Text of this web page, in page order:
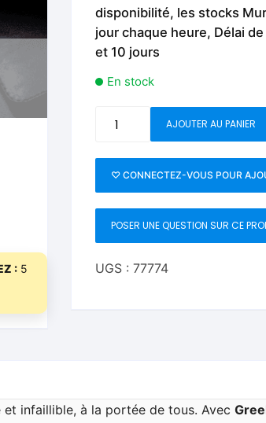
Fleurs
Magie
Cordes
La
Livres de tours de Pièces
Livres sur la Magie
impromptue
Livres en Anglais
: 5
disponibilité, les stocks
jour chaque heure, Délai
et 10 jours
En stock
Peek
Wallet
by
Tony
Antoniou
AJOUTER AU PANIER
♡ CONNECTEZ-VOUS POUR
POSER UNE QUESTION SUR CE
UGS :77774
infaillible, à la portée de tous. Avec